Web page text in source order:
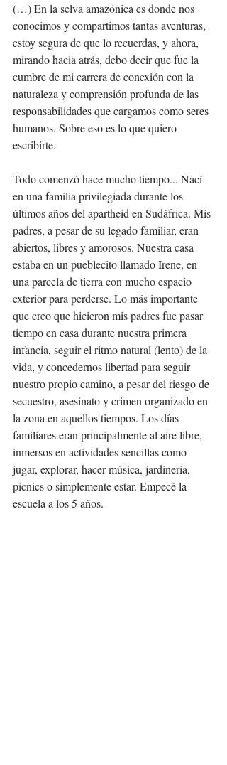
(…) En la selva amazónica es donde nos
conocimos y compartimos tantas aventuras,
estoy segura de que lo recuerdas, y ahora,
mirando hacia atrás, debo decir que fue la
cumbre de mi carrera de conexión con la
naturaleza y comprensión profunda de las
responsabilidades que cargamos como seres
humanos. Sobre eso es lo que quiero
escribirte.
Todo comenzó hace mucho tiempo... Nací
en una familia privilegiada durante los
últimos años del apartheid en Sudáfrica. Mis
padres, a pesar de su legado familiar, eran
abiertos, libres y amorosos. Nuestra casa
estaba en un pueblecito llamado Irene, en
una parcela de tierra con mucho espacio
exterior para perderse. Lo más importante
que creo que hicieron mis padres fue pasar
tiempo en casa durante nuestra primera
infancia, seguir el ritmo natural (lento) de la
vida, y concedernos libertad para seguir
nuestro propio camino, a pesar del riesgo de
secuestro, asesinato y crimen organizado en
la zona en aquellos tiempos. Los días
familiares eran principalmente al aire libre,
inmersos en actividades sencillas como
jugar, explorar, hacer música, jardinería,
picnics o simplemente estar. Empecé la
escuela a los 5 años.